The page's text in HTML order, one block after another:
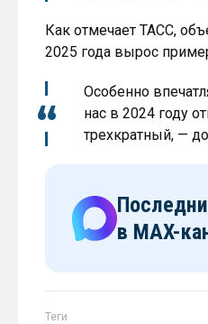
Как отмечает ТАСС,
2025 года вырос
Особенно
нас в 2024 году
трехкратный, —
в MAX-
Теги